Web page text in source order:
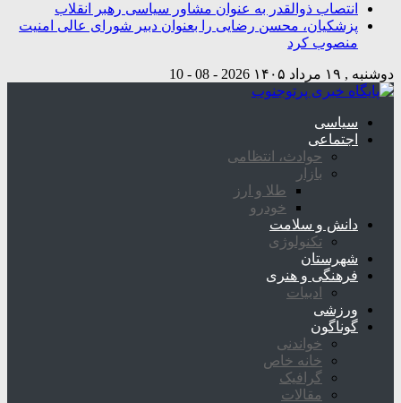
انتصاب ذوالقدر به عنوان مشاور سیاسی رهبر انقلاب
پزشکیان، محسن رضایی را بعنوان دبیر شورای عالی امنیت
منصوب کرد
دوشنبه , ۱۹ مرداد ۱۴۰۵ 2026 - 08 - 10
سیاسی
اجتماعی
حوادث، انتظامی
بازار
طلا و ارز
خودرو
دانش و سلامت
تکنولوژی
شهرستان
فرهنگی و هنری
ادبیات
ورزشی
گوناگون
خواندنی
خانه خاص
گرافیک
مقالات